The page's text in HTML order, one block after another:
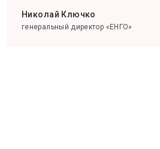
Николай Ключко
генеральный директор «ЕНГО»